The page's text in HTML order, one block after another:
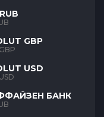
GBP
USD
БАНК